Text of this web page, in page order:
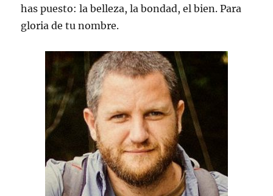
has puesto: la belleza, la bondad, el bien. Para
gloria de tu nombre.